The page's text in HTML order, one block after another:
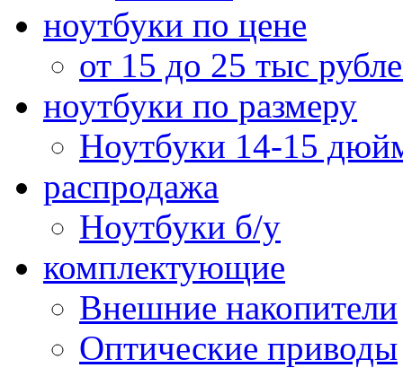
ноутбуки по цене
от 15 до 25 тыс
ноутбуки по размеру
Ноутбуки 14-15
распродажа
Ноутбуки б/у
комплектующие
Внешние накопители
Оптические приводы